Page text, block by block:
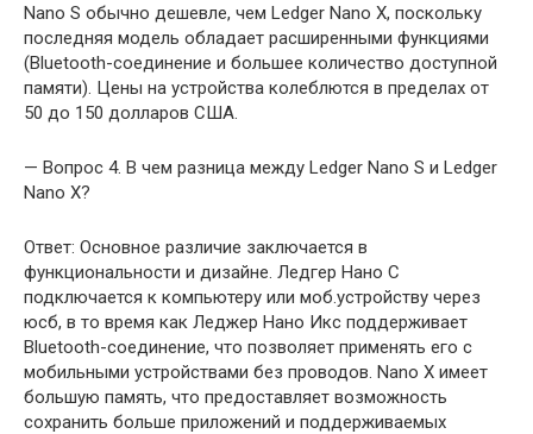
Nano S обычно дешевле, чем Ledger Nano X, поскольку
последняя модель обладает расширенными функциями
(Bluetooth-соединение и большее количество доступной
памяти). Цены на устройства колеблются в пределах от
50 до 150 долларов США.
— Вопрос 4. В чем разница между Ledger Nano S и Ledger
Nano X?
Ответ: Основное различие заключается в
функциональности и дизайне. Ледгер Нано С
подключается к компьютеру или моб.устройству через
юсб, в то время как Леджер Нано Икс поддерживает
Bluetooth-соединение, что позволяет применять его с
мобильными устройствами без проводов. Nano X имеет
большую память, что предоставляет возможность
сохранить больше приложений и поддерживаемых